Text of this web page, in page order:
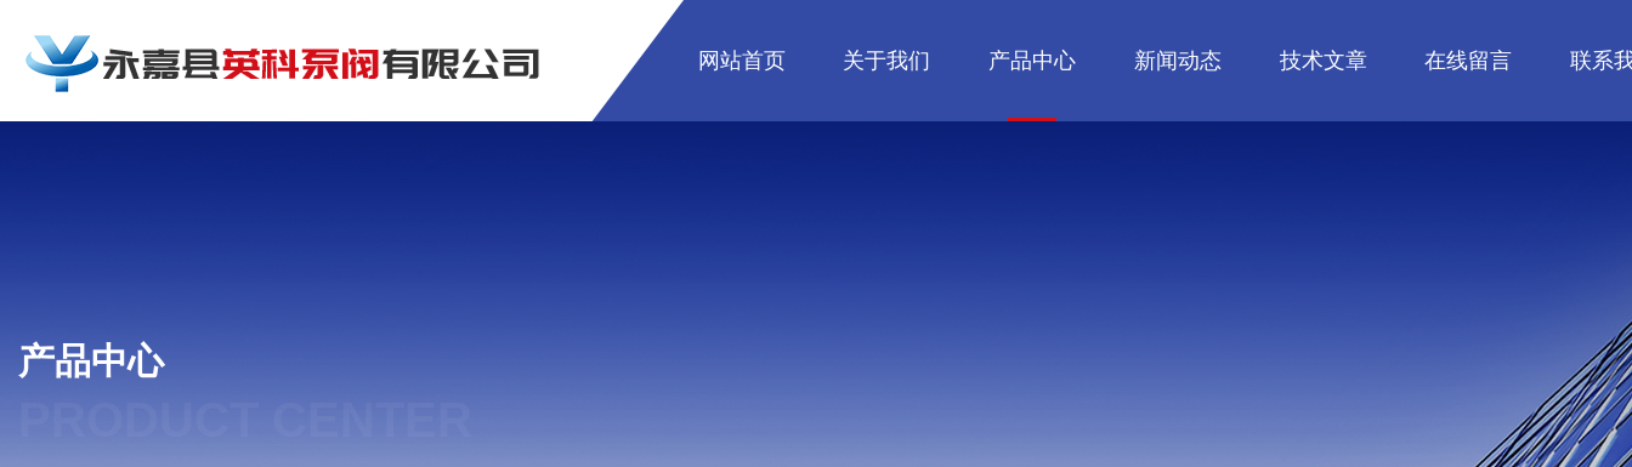
网站首页 关于我们 产品中心 新闻动态 技术文章 在线留言 联系
产品中心